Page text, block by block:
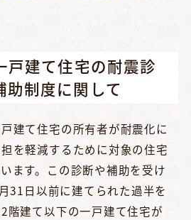
戸建て住宅の耐震診
助制度に関して
建て住宅の所有者が耐震化に
を軽減するために対象の住宅
ます。この診断や補助を受け
31日以前に建てられた過半を
階建て以下の一戸建て住宅が